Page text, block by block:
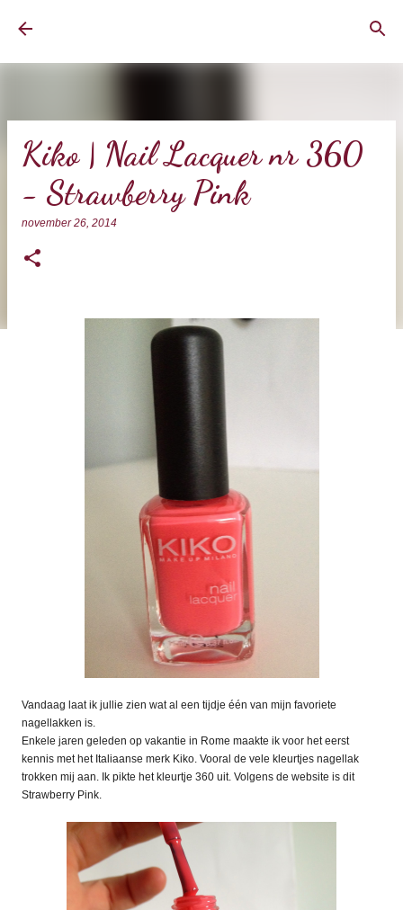
Kiko | Nail Lacquer nr 360
- Strawberry Pink
november 26, 2014
Vandaag laat ik jullie zien wat al een tijdje één van mijn favoriete
nagellakken is.
Enkele jaren geleden op vakantie in Rome maakte ik voor het eerst
kennis met het Italiaanse merk Kiko. Vooral de vele kleurtjes nagellak
trokken mij aan. Ik pikte het kleurtje 360 uit. Volgens de website is dit
Strawberry Pink.